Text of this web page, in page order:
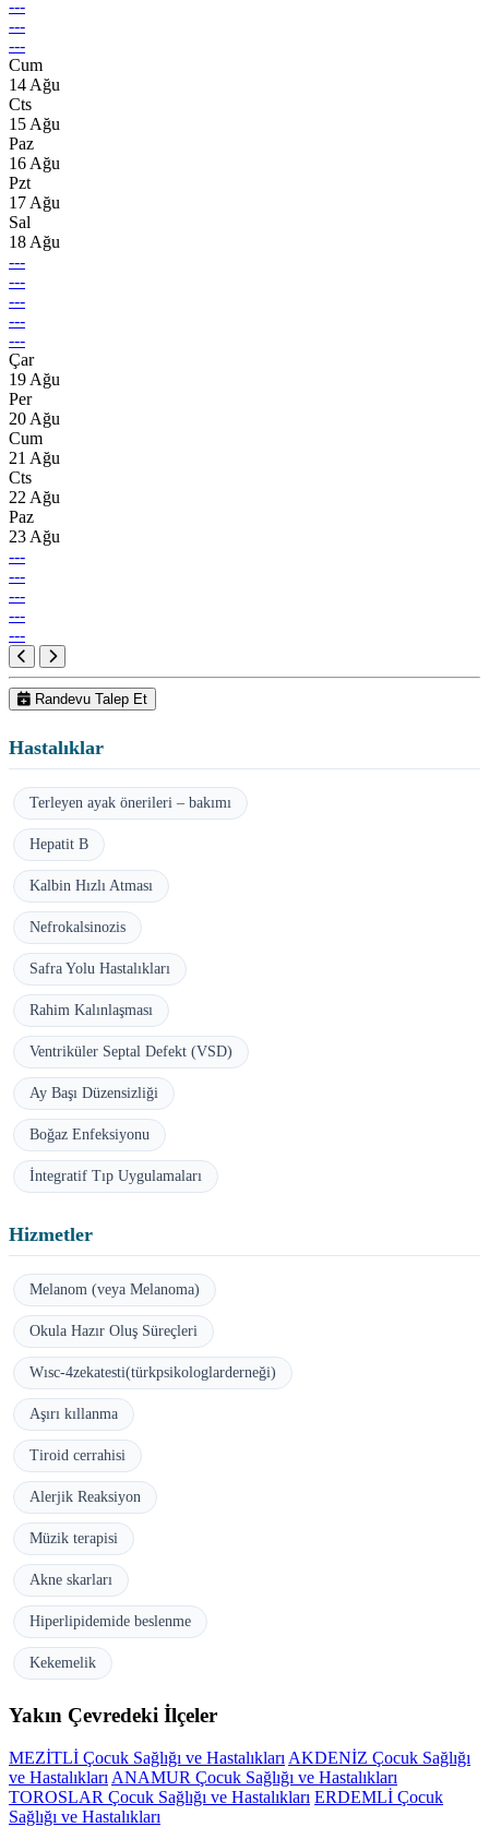
---
---
---
Cum
14 Ağu
Cts
15 Ağu
Paz
16 Ağu
Pzt
17 Ağu
Sal
18 Ağu
---
---
---
---
---
Çar
19 Ağu
Per
20 Ağu
Cum
21 Ağu
Cts
22 Ağu
Paz
23 Ağu
---
---
---
---
---
Randevu Talep Et
Hastalıklar
Terleyen ayak önerileri – bakımı
Hepatit B
Kalbin Hızlı Atması
Nefrokalsinozis
Safra Yolu Hastalıkları
Rahim Kalınlaşması
Ventriküler Septal Defekt (VSD)
Ay Başı Düzensizliği
Boğaz Enfeksiyonu
İntegratif Tıp Uygulamaları
Hizmetler
Melanom (veya Melanoma)
Okula Hazır Oluş Süreçleri
Wısc-4zekatesti(türkpsikologlarderneği)
Aşırı kıllanma
Tiroid cerrahisi
Alerjik Reaksiyon
Müzik terapisi
Akne skarları
Hiperlipidemide beslenme
Kekemelik
Yakın Çevredeki İlçeler
MEZİTLİ Çocuk Sağlığı ve Hastalıkları AKDENİZ Çocuk Sağlığı
ve Hastalıkları ANAMUR Çocuk Sağlığı ve Hastalıkları
TOROSLAR Çocuk Sağlığı ve Hastalıkları ERDEMLİ Çocuk
Sağlığı ve Hastalıkları